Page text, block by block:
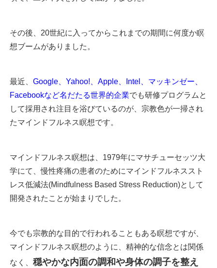
その後、20世紀に入ってからこれまでの期間に何度か瞑
想ブームがありました。
最近、 Google、Yahoo!、Apple、Intel、マッキンゼー、
Facebookなど名だたる世界的企業でも研修プログラムと
して採用され注目を浴びているのが、宗教色が一掃され
たマインドフルネス瞑想です。
マインドフルネス瞑想は、1979年にマサチューセッツ大
学にて、慢性疼痛の患者のためにマインドフルネススト
レス低減法(Mindfulness Based Stress Reduction)として
開発されたことが始まりでした。
今でも宗教的な目的で行われることもある瞑想ですが
マインドフルネス瞑想のように、精神的な信念とは関係
なく、 穏やかな内面の調和や身体の調子を整え